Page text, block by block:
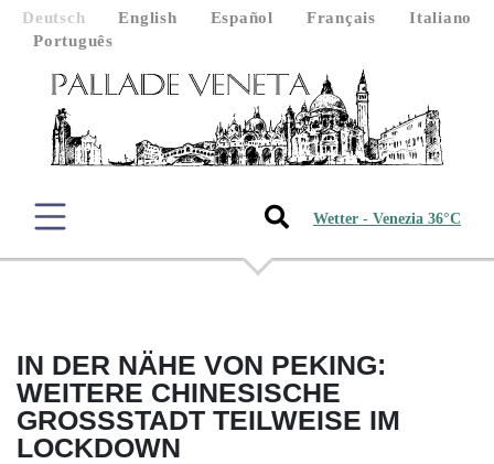
Deutsch English Español Français
Italiano
Português
Wetter - Venezia 36°C
IN DER NÄHE VON PEKING:
WEITERE CHINESISCHE
GROSSSTADT TEILWEISE IM L
OCKDOWN